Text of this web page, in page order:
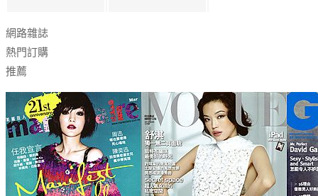
網路雜誌
熱門訂購
推薦